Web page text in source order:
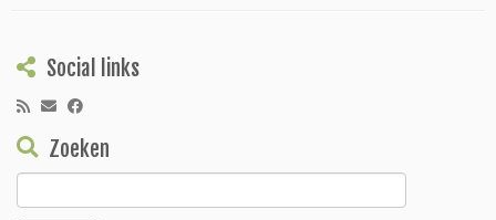
Social links
Zoeken
naar: